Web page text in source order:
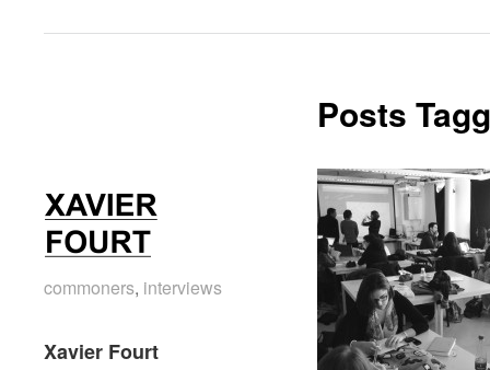
Posts
commoners, interviews
Xavier Fourt
commoners interviews
Xavier Fourt